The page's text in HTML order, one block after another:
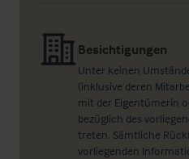
Besichtigungen
Unter keinen
(inklusive deren
mit der Eigentümerin
bezüglich des
treten. Sämtliche
vorliegenden